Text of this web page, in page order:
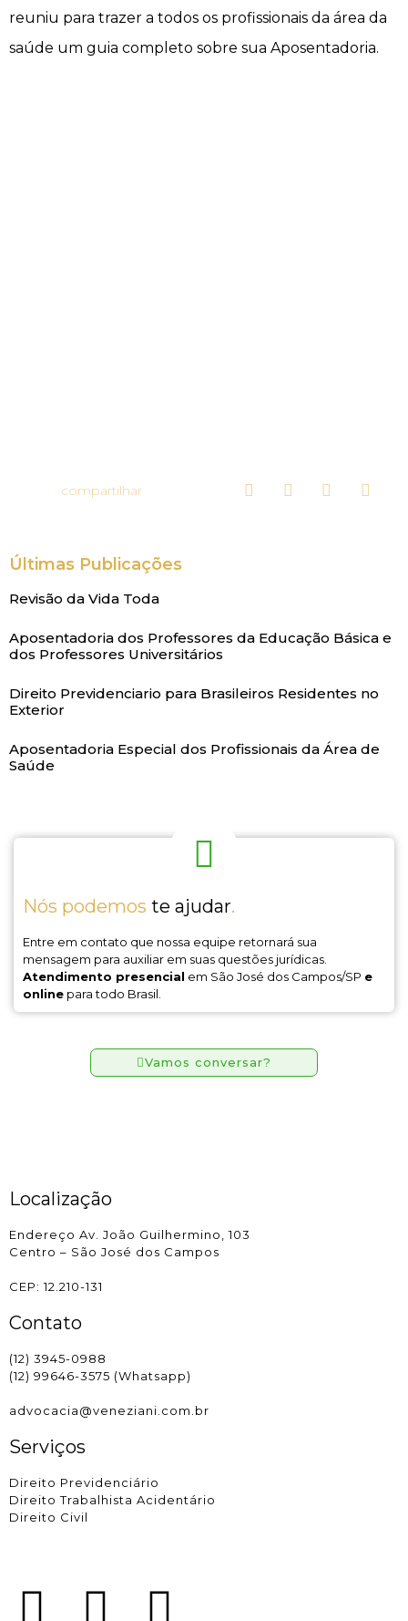
reuniu para trazer a todos os profissionais da área da
saúde um guia completo sobre sua Aposentadoria.
compartilhar
Últimas Publicações
Revisão da Vida Toda
Aposentadoria dos Professores da Educação Básica e
dos Professores Universitários
Direito Previdenciario para Brasileiros Residentes no
Exterior
Aposentadoria Especial dos Profissionais da Área de
Saúde
Nós podemos te ajudar.
Entre em contato que nossa equipe retornará sua
mensagem para auxiliar em suas questões jurídicas.
Atendimento presencial em São José dos Campos/SP e
online para todo Brasil.
Vamos conversar?
Localização
Endereço Av. João Guilhermino, 103
Centro – São José dos Campos
CEP: 12.210-131
Contato
(12) 3945-0988
(12) 99646-3575 (Whatsapp)
advocacia@veneziani.com.br
Serviços
Direito Previdenciário
Direito Trabalhista Acidentário
Direito Civil